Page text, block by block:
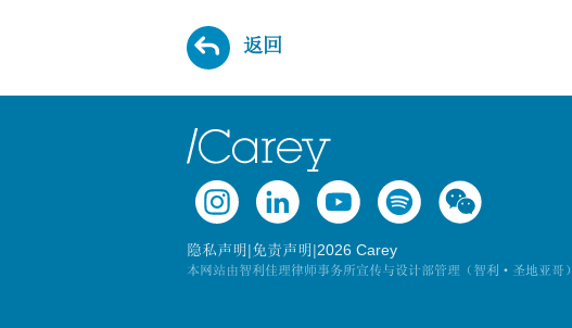
返回
隐私声明 |免责声明 |2026 Carey
本网站由智利佳理律师事务所宣传与设计部管理（智利·圣地亚哥）